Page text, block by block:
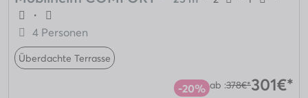
・
4 Personen
Überdachte Terrasse
-20% ab :378€*301€*